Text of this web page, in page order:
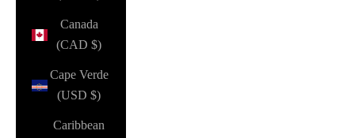
Canada
(CAD $)
Cape Verde
(USD $)
Caribbean